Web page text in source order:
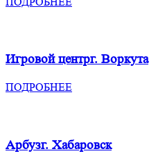
Игровой центрг. Воркута
ПОДРОБНЕЕ
Арбузг. Хабаровск